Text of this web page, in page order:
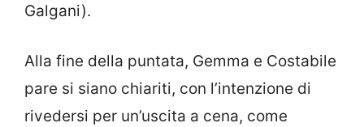
Galgani).
Alla fine della puntata, Gemma e Costabile
pare si siano chiariti, con l’intenzione di
rivedersi per un’uscita a cena, come